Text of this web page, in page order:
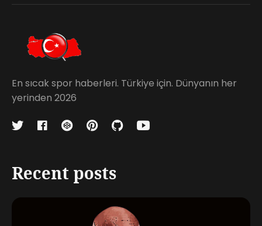
En sıcak spor haberleri. Türkiye için. Dünyanın her
yerinden 2026
Recent posts